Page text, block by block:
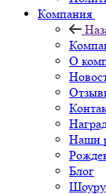
Компания
О
Наши
Блог